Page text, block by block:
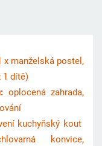
x manželská postel,
1 dítě)
oplocená zahrada,
kuchyňský kout
konvice,